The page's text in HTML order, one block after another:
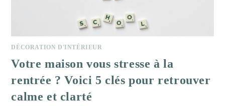
DÉCORATION D'INTÉRIEUR
Votre maison vous stresse à la
rentrée ? Voici 5 clés pour retrouver
calme et clarté